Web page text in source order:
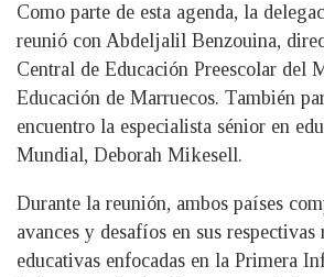
Como parte de esta agenda, la
reunió con Abdeljalil Benzouina,
Central de Educación Preescolar del
Educación de Marruecos. También
encuentro la especialista sénior en
Mundial, Deborah Mikesell.
Durante la reunión, ambos países
avances y desafíos en sus respectivas
educativas enfocadas en la Primera